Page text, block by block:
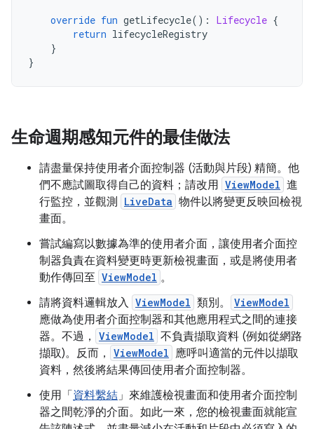
override fun getLifecycle(): Lifecycle {
return lifecycleRegistry
}
}
生命週期感知元件的最佳做法
請盡量保持使用者介面控制器 (活動與片段) 精簡。他
們不應試圖取得自己的資料；請改用 ViewModel 進
行監控，並觀測
LiveData 物件以將變更反映回檢視
畫面。
嘗試編寫以數據為準的使用者介面，讓使用者介面控
制器負責在資料變更時更新檢視畫面，或是將使用者
動作傳回至 ViewModel 。
請將資料邏輯放入 ViewModel 類別。 ViewModel
應做為使用者介面控制器和其他應用程式之間的連接
器。不過，
ViewModel 不負責擷取資料 (例如從網路
擷取)。反而，
ViewModel 應呼叫適當的元件以擷取
資料，然後將結果傳回使用者介面控制器。
使用「 資料繫結」來維護檢視畫面和使用者介面控制
器之間乾淨的介面。如此一來，您的檢視畫面就能宣